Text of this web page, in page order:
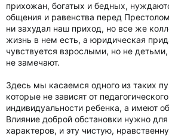
прихожан, богатых и бедных,
общения и равенства перед
ни захудал наш приход, но все же
жизнь в нем есть, а юридическая
чувствуется взрослыми, но не детьми,
не замечают.
Здесь мы касаемся одного из таких
которые не зависят от
индивидуальности ребенка, а имеют
Влияние доброй обстановки нужно
характеров, и эту чистую,